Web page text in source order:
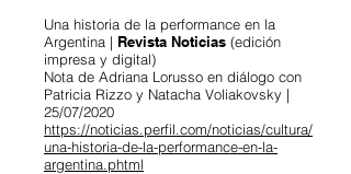
Una historia de la performance en la
Argentina | Revista Noticias (edición
impresa y digital)
Nota de Adriana Lorusso en diálogo con
Patricia Rizzo y Natacha Voliakovsky |
25/07/2020
https://noticias.perfil.com/noticias/cultura/
una-historia-de-la-performance-en-la-
argentina.phtml